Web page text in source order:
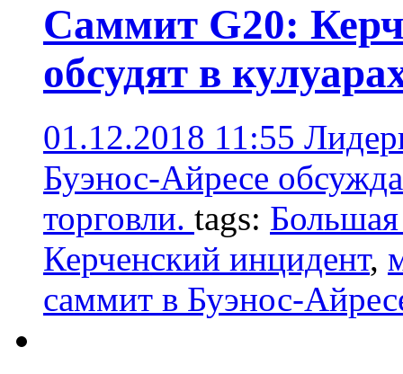
Саммит G20:
обсудят в
01.12.2018 11:55
Буэнос-Айресе
торговли. tags: Большая
Керченский инцидент,
саммит в Буэнос-